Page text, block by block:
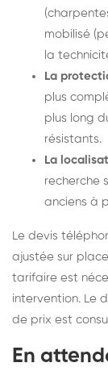
mobilisé
la
La
plus
plus long
résistants.
La
recherche
anciens à
Le devis
ajustée sur
tarifaire est
intervention. Le
de prix est
En